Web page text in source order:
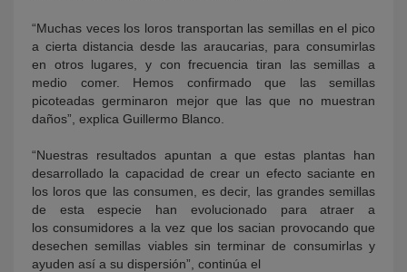
“Muchas veces los loros transportan las semillas en el pico
a cierta distancia desde las araucarias, para consumirlas
en otros lugares, y con frecuencia tiran las semillas a
medio comer. Hemos confirmado que las semillas
picoteadas germinaron mejor que las que no muestran
daños”, explica Guillermo Blanco.
“Nuestras resultados apuntan a que estas plantas han
desarrollado la capacidad de crear un efecto saciante en
los loros que las consumen, es decir, las grandes semillas
de esta especie han evolucionado para atraer a
los consumidores a la vez que los sacian provocando que
desechen semillas viables sin terminar de consumirlas y
ayuden así a su dispersión”, continúa el